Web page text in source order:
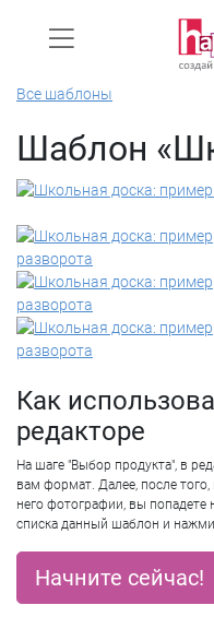
Все шаблоны
Шаблон
Как
редакторе
На шаге "Выбор продукта", в
вам формат. Далее, после того,
него фотографии, вы
списка данный шаблон и
Начните сейчас!